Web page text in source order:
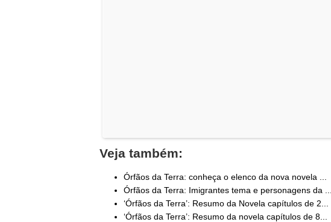
Veja também:
Órfãos da Terra: conheça o elenco da nova novela ...
Órfãos da Terra: Imigrantes tema e personagens da ...
‘Órfãos da Terra’: Resumo da Novela capítulos de 2...
‘Órfãos da Terra’: Resumo da novela capítulos de 8...